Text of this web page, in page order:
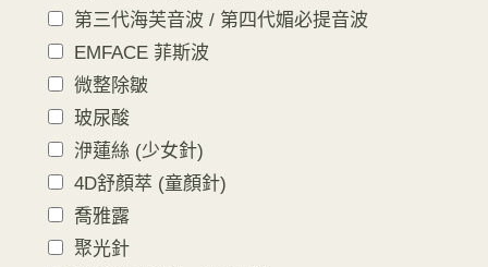
第三代海芙音波 / 第四代媚必提音波
EMFACE 菲斯波
微整除皺
玻尿酸
洢蓮絲 (少女針)
4D舒顏萃 (童顏針)
喬雅露
聚光針